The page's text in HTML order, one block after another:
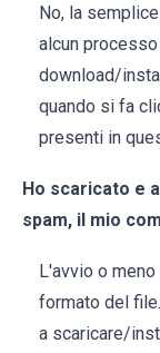
No, la
alcun
download/
quando si fa
presenti in
Ho scaricato e
spam, il mio
L'avvio o
formato del
a scaricare/